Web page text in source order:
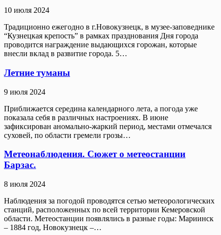
10 июля 2024
Традиционно ежегодно в г.Новокузнецк, в музее-заповеднике
“Кузнецкая крепость” в рамках празднования Дня города
проводится награждение выдающихся горожан, которые
внесли вклад в развитие города. 5…
Летние туманы
9 июля 2024
Приближается середина календарного лета, а погода уже
показала себя в различных настроениях. В июне
зафиксирован аномально-жаркий период, местами отмечался
суховей, по области гремели грозы…
Метеонаблюдения. Сюжет о метеостанции
Барзас.
8 июля 2024
Наблюдения за погодой проводятся сетью метеорологических
станций, расположенных по всей территории Кемеровской
области. Метеостанции появлялись в разные годы: Мариинск
– 1884 год, Новокузнецк –…